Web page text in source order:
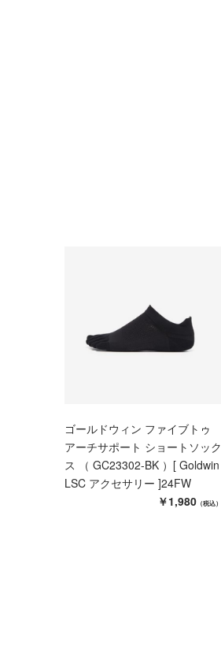
ゴールドウィン ファイブトゥ
アーチサポート ショートソック
ス （ GC23302-BK ）[ Goldwin
LSC アクセサリー ]24FW
￥1,980 （税込）